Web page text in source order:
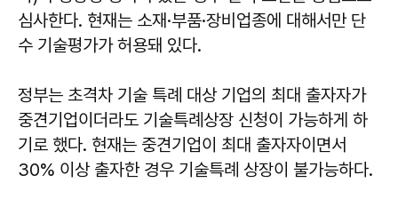
심사한다. 현재는 소재·부품·장비업종에 대해서만 단
수 기술평가가 허용돼 있다.
정부는 초격차 기술 특례 대상 기업의 최대 출자자가
중견기업이더라도 기술특례상장 신청이 가능하게 하
기로 했다. 현재는 중견기업이 최대 출자자이면서
30% 이상 출자한 경우 기술특례 상장이 불가능하다.